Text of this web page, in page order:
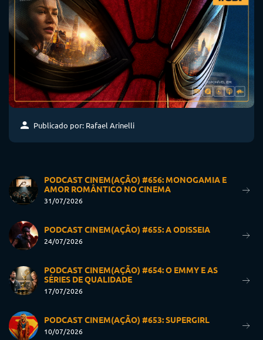
Publicado por: Rafael Arinelli
PODCAST CINEM(AÇÃO) #656: MONOGAMIA E
AMOR ROMÂNTICO NO CINEMA
31/07/2026
PODCAST CINEM(AÇÃO) #655: A ODISSEIA
24/07/2026
PODCAST CINEM(AÇÃO) #654: O EMMY E AS
SÉRIES DE QUALIDADE
17/07/2026
PODCAST CINEM(AÇÃO) #653: SUPERGIRL
10/07/2026